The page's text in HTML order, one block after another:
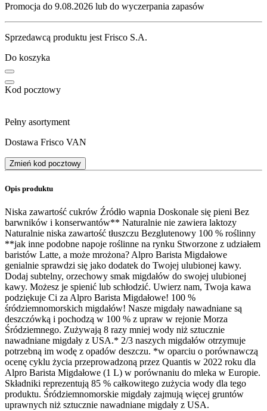
Promocja do 9.08.2026 lub do wyczerpania zapasów
Sprzedawcą produktu jest Frisco S.A.
Do koszyka
Kod pocztowy
Pełny asortyment
Dostawa Frisco VAN
Zmień kod pocztowy
Opis produktu
Niska zawartość cukrów Źródło wapnia Doskonale się pieni Bez
barwników i konserwantów** Naturalnie nie zawiera laktozy
Naturalnie niska zawartość tłuszczu Bezglutenowy 100 % roślinny
**jak inne podobne napoje roślinne na rynku Stworzone z udziałem
baristów Latte, a może mrożona? Alpro Barista Migdałowe
genialnie sprawdzi się jako dodatek do Twojej ulubionej kawy.
Dodaj subtelny, orzechowy smak migdałów do swojej ulubionej
kawy. Możesz je spienić lub schłodzić. Uwierz nam, Twoja kawa
podziękuje Ci za Alpro Barista Migdałowe! 100 %
śródziemnomorskich migdałów! Nasze migdały nawadniane są
deszczówką i pochodzą w 100 % z upraw w rejonie Morza
Śródziemnego. Zużywają 8 razy mniej wody niż sztucznie
nawadniane migdały z USA.* 2/3 naszych migdałów otrzymuje
potrzebną im wodę z opadów deszczu. *w oparciu o porównawczą
ocenę cyklu życia przeprowadzoną przez Quantis w 2022 roku dla
Alpro Barista Migdałowe (1 L) w porównaniu do mleka w Europie.
Składniki reprezentują 85 % całkowitego zużycia wody dla tego
produktu. Śródziemnomorskie migdały zajmują więcej gruntów
uprawnych niż sztucznie nawadniane migdały z USA.